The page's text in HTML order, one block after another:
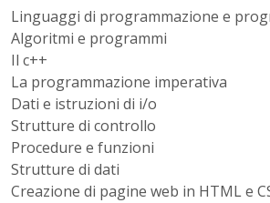
Linguaggi di programmazione e
Algoritmi e programmi
Il c++
La programmazione imperativa
Dati e istruzioni di i/o
Strutture di controllo
Procedure e funzioni
Strutture di dati
Creazione di pagine web in HTML e